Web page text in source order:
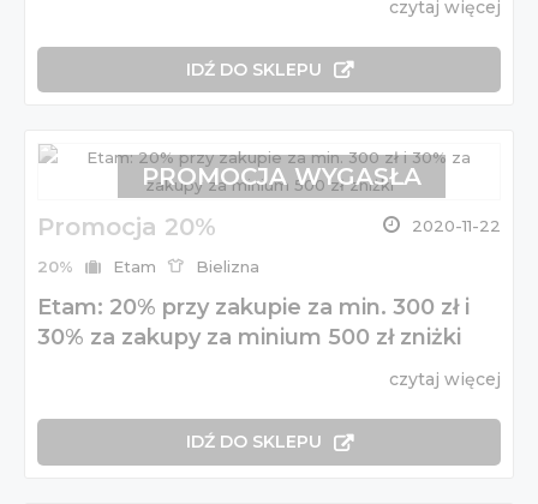
czytaj więcej
IDŹ DO SKLEPU
Promocja 20% 2020-11-22
20% Etam Bielizna
Etam: 20% przy zakupie za min. 300 zł i
30% za zakupy za minium 500 zł zniżki
czytaj więcej
IDŹ DO SKLEPU
PROMOCJA WYGASŁA